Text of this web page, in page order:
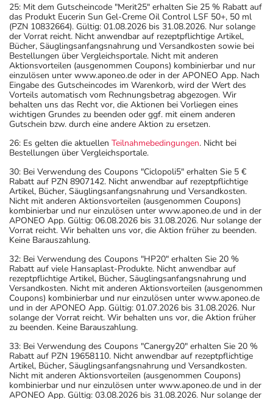
25: Mit dem Gutscheincode "Merit25" erhalten Sie 25 % Rabatt auf
das Produkt Eucerin Sun Gel-Creme Oil Control LSF 50+, 50 ml
(PZN 10832664). Gültig: 01.08.2026 bis 31.08.2026. Nur solange
der Vorrat reicht. Nicht anwendbar auf rezeptpflichtige Artikel,
Bücher, Säuglingsanfangsnahrung und Versandkosten sowie bei
Bestellungen über Vergleichsportale. Nicht mit anderen
Aktionsvorteilen (ausgenommen Coupons) kombinierbar und nur
einzulösen unter www.aponeo.de oder in der APONEO App. Nach
Eingabe des Gutscheincodes im Warenkorb, wird der Wert des
Vorteils automatisch vom Rechnungsbetrag abgezogen. Wir
behalten uns das Recht vor, die Aktionen bei Vorliegen eines
wichtigen Grundes zu beenden oder ggf. mit einem anderen
Gutschein bzw. durch eine andere Aktion zu ersetzen.
26: Es gelten die aktuellen Teilnahmebedingungen. Nicht bei
Bestellungen über Vergleichsportale.
30: Bei Verwendung des Coupons "Ciclopoli5" erhalten Sie 5 €
Rabatt auf PZN 8907142. Nicht anwendbar auf rezeptpflichtige
Artikel, Bücher, Säuglingsanfangsnahrung und Versandkosten.
Nicht mit anderen Aktionsvorteilen (ausgenommen Coupons)
kombinierbar und nur einzulösen unter www.aponeo.de und in der
APONEO App. Gültig: 06.08.2026 bis 31.08.2026. Nur solange der
Vorrat reicht. Wir behalten uns vor, die Aktion früher zu beenden.
Keine Barauszahlung.
32: Bei Verwendung des Coupons "HP20" erhalten Sie 20 %
Rabatt auf viele Hansaplast-Produkte. Nicht anwendbar auf
rezeptpflichtige Artikel, Bücher, Säuglingsanfangsnahrung und
Versandkosten. Nicht mit anderen Aktionsvorteilen (ausgenommen
Coupons) kombinierbar und nur einzulösen unter www.aponeo.de
und in der APONEO App. Gültig: 01.07.2026 bis 31.08.2026. Nur
solange der Vorrat reicht. Wir behalten uns vor, die Aktion früher
zu beenden. Keine Barauszahlung.
33: Bei Verwendung des Coupons "Canergy20" erhalten Sie 20 %
Rabatt auf PZN 19658110. Nicht anwendbar auf rezeptpflichtige
Artikel, Bücher, Säuglingsanfangsnahrung und Versandkosten.
Nicht mit anderen Aktionsvorteilen (ausgenommen Coupons)
kombinierbar und nur einzulösen unter www.aponeo.de und in der
APONEO App. Gültig: 03.08.2026 bis 31.08.2026. Nur solange der